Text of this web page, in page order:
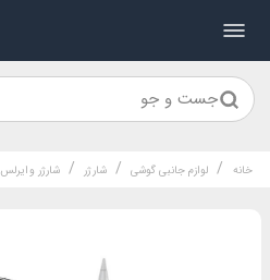
جست و جو
خانه / لوازم جانبی گوشی / شارژر / شارژر وایرلس